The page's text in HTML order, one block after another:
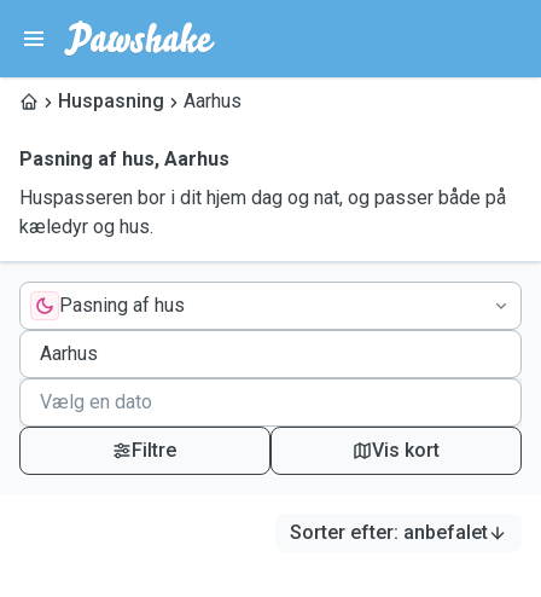
Huspasning Aarhus
Pasning af hus, Aarhus
Huspasseren bor i dit hjem dag og nat, og passer både på
kæledyr og hus.
Pasning af hus
Filtre Vis kort
Sorter efter: anbefalet